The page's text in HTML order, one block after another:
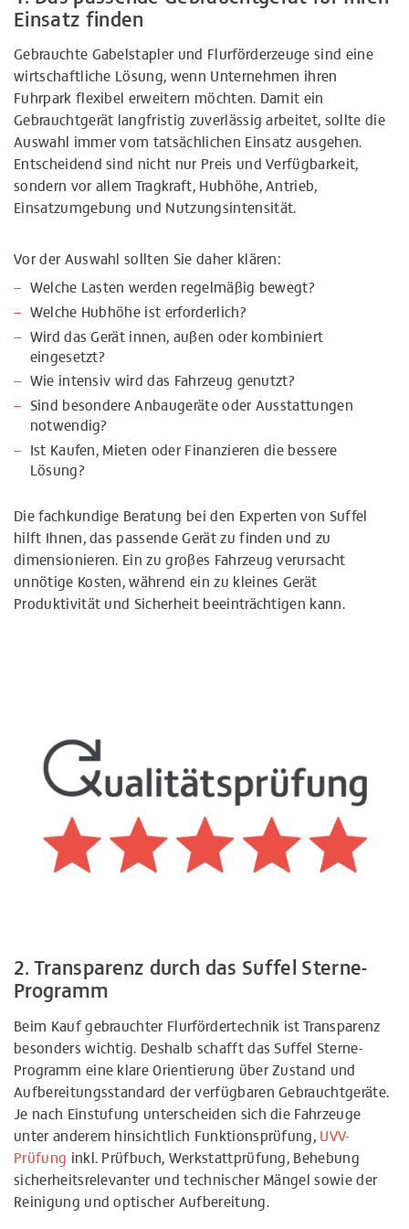
Cookie-Einstellungen widerrufen werden. Weitere
und unter Details sowie Cookies.
Einsatz finden
Gebrauchte Gabelstapler und Flurförderzeuge sind eine
wirtschaftliche Lösung, wenn Unternehmen ihren
Fuhrpark flexibel erweitern möchten. Damit ein
Gebrauchtgerät langfristig zuverlässig arbeitet, sollte die
Auswahl immer vom tatsächlichen Einsatz ausgehen.
Entscheidend sind nicht nur Preis und Verfügbarkeit,
sondern vor allem Tragkraft, Hubhöhe, Antrieb,
Einsatzumgebung und Nutzungsintensität.
Vor der Auswahl sollten Sie daher klären:
Welche Lasten werden regelmäßig bewegt?
Welche Hubhöhe ist erforderlich?
Wird das Gerät innen, außen oder kombiniert
eingesetzt?
Wie intensiv wird das Fahrzeug genutzt?
Sind besondere Anbaugeräte oder Ausstattungen
notwendig?
Ist Kaufen, Mieten oder Finanzieren die bessere
Lösung?
Die fachkundige Beratung bei den Experten von Suffel
hilft Ihnen, das passende Gerät zu finden und zu
dimensionieren. Ein zu großes Fahrzeug verursacht
unnötige Kosten, während ein zu kleines Gerät
Produktivität und Sicherheit beeinträchtigen kann.
2. Transparenz durch das Suffel Sterne-
Programm
Beim Kauf gebrauchter Flurfördertechnik ist Transparenz
besonders wichtig. Deshalb schafft das Suffel Sterne-
Programm eine klare Orientierung über Zustand und
Aufbereitungsstandard der verfügbaren Gebrauchtgeräte.
Je nach Einstufung unterscheiden sich die Fahrzeuge
unter anderem hinsichtlich Funktionsprüfung, UVV-
Prüfung inkl. Prüfbuch, Werkstattprüfung, Behebung
sicherheitsrelevanter und technischer Mängel sowie der
Reinigung und optischer Aufbereitung.